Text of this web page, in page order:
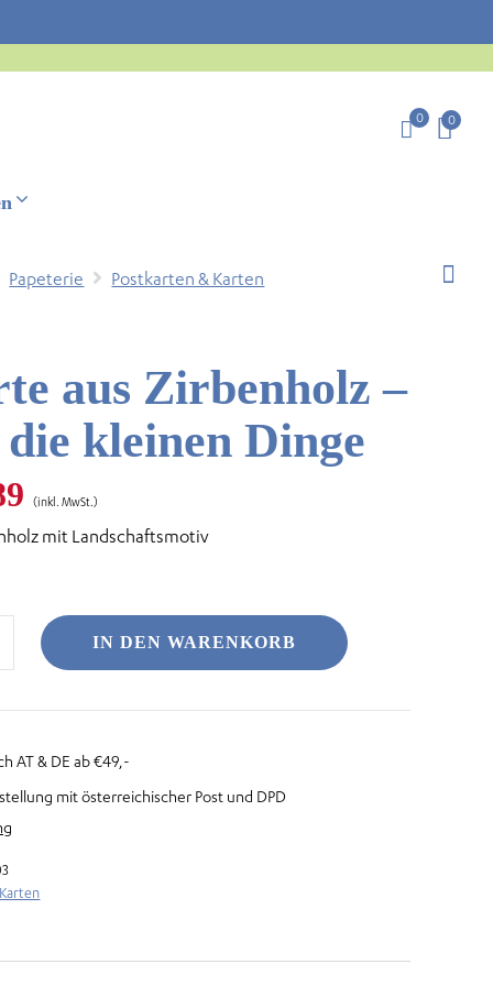
0 0
Papeterie Postkarten & Karten
aus Zirbenholz –
kleinen Dinge
Aktueller
Preis
€ 2,89.
(inkl. MwSt.)
mit Landschaftsmotiv
IN DEN WARENKORB
AT & DE ab €49,-
mit österreichischer Post und DPD